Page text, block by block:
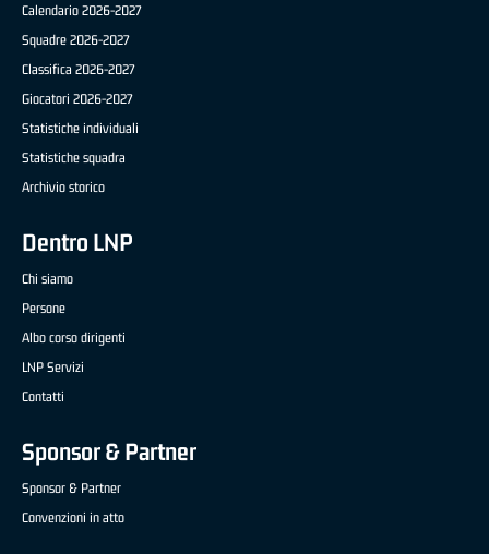
Calendario 2026-2027
Squadre 2026-2027
Classifica 2026-2027
Giocatori 2026-2027
Statistiche individuali
Statistiche squadra
Archivio storico
Dentro LNP
Chi siamo
Persone
Albo corso dirigenti
LNP Servizi
Contatti
Sponsor & Partner
Sponsor & Partner
Convenzioni in atto